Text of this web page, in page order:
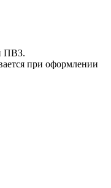
ПВЗ.
при оформлении